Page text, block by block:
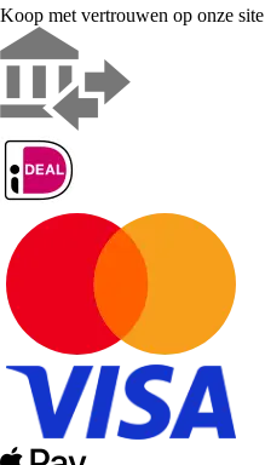
Koop met vertrouwen op onze site